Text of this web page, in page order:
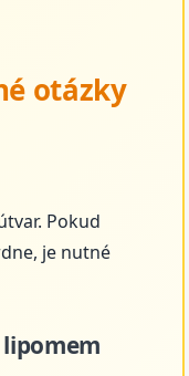
otázky
Pokud
je nutné